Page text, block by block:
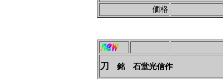
価格
刀 銘 石堂光信作